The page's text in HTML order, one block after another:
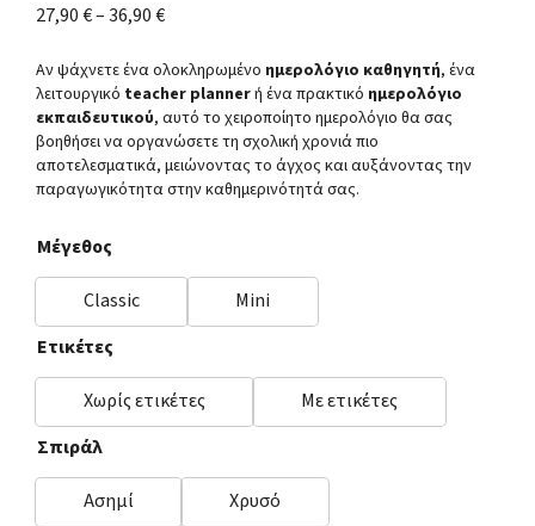
27,90€–36,90€
Αν ψάχνετε ένα ολοκληρωμένο ημερολόγιο καθηγητή, ένα
λειτουργικό teacher plannerή ένα πρακτικό ημερολόγιο
εκπαιδευτικού, αυτό το χειροποίητο ημερολόγιο θα σας
βοηθήσει να οργανώσετε τη σχολική χρονιά πιο
αποτελεσματικά, μειώνοντας το άγχος και αυξάνοντας την
παραγωγικότητα στην καθημερινότητά σας.
Μέγεθος
Classic
Mini
Ετικέτες
Χωρίς ετικέτες
Με ετικέτες
Σπιράλ
Ασημί
Χρυσό